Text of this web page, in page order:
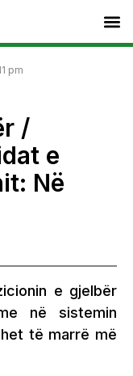
pm
/
e
Në
e gjelbër
në sistemin
të marrë më